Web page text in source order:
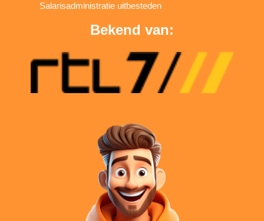
Salarisadministratie uitbesteden
Bekend van: